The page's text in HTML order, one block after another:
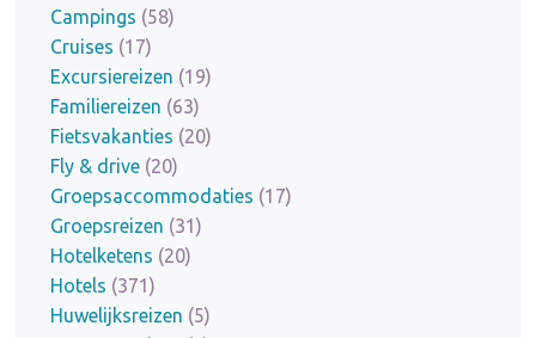
Campings (58)
Cruises (17)
Excursiereizen (19)
Familiereizen (63)
Fietsvakanties (20)
Fly & drive (20)
Groepsaccommodaties (17)
Groepsreizen (31)
Hotelketens (20)
Hotels (371)
Huwelijksreizen (5)